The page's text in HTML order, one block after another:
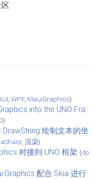
, WPF, MauiGraphics)
into the UNO Fra
)
绘制文本的坐
, 渲染)
对接到 UNO 框架 (do
配合 Skia 进行